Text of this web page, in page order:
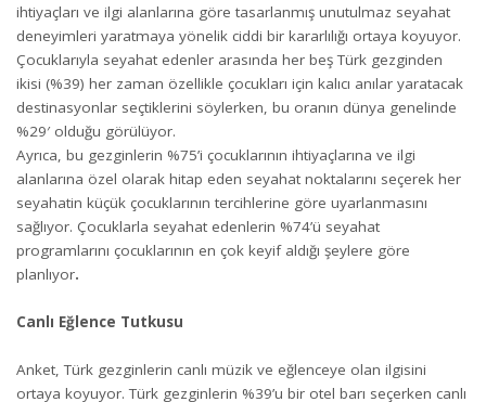
ihtiyaçları ve ilgi alanlarına göre tasarlanmış unutulmaz seyahat
deneyimleri yaratmaya yönelik ciddi bir kararlılığı ortaya koyuyor.
Çocuklarıyla seyahat edenler arasında her beş Türk gezginden
ikisi (%39) her zaman özellikle çocukları için kalıcı anılar yaratacak
destinasyonlar seçtiklerini söylerken, bu oranın dünya genelinde
%29′ olduğu görülüyor.
Ayrıca, bu gezginlerin %75’i çocuklarının ihtiyaçlarına ve ilgi
alanlarına özel olarak hitap eden seyahat noktalarını seçerek her
seyahatin küçük çocuklarının tercihlerine göre uyarlanmasını
sağlıyor. Çocuklarla seyahat edenlerin %74’ü seyahat
programlarını çocuklarının en çok keyif aldığı şeylere göre
planlıyor.
Canlı Eğlence Tutkusu
Anket, Türk gezginlerin canlı müzik ve eğlenceye olan ilgisini
ortaya koyuyor. Türk gezginlerin %39’u bir otel barı seçerken canlı